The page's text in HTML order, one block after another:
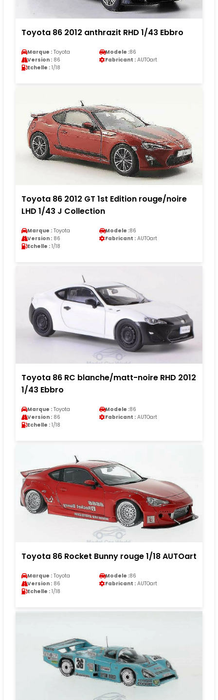
Toyota 86 2012 anthrazit RHD 1/43 Ebbro
Marque : Toyota Modele :86
Version : 86 Fabricant : AUTOart
Echelle : 1/18
Toyota 86 2012 GT 1st Edition rouge/noire
LHD 1/43 J Collection
Marque : Toyota Modele :86
Version : 86 Fabricant : AUTOart
Echelle : 1/18
Toyota 86 RC blanche/matt-noire RHD 2012
1/43 Ebbro
Marque : Toyota Modele :86
Version : 86 Fabricant : AUTOart
Echelle : 1/18
Toyota 86 Rocket Bunny rouge 1/18 AUTOart
Marque : Toyota Modele :86
Version : 86 Fabricant : AUTOart
Echelle : 1/18